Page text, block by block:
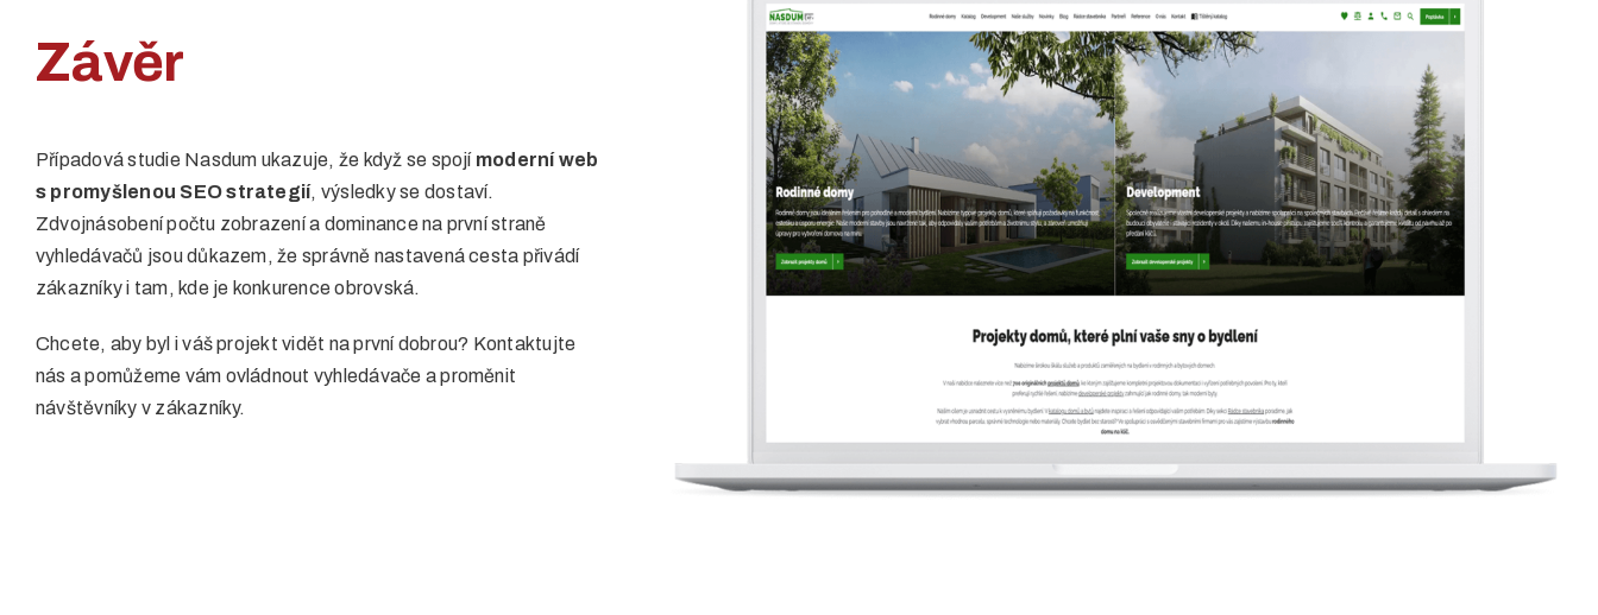
Závěr
Případová studie Nasdum ukazuje, že když se spojí moderní web
s promyšlenou SEO strategií, výsledky se dostaví.
Zdvojnásobení počtu zobrazení a dominance na první straně
vyhledávačů jsou důkazem, že správně nastavená cesta přivádí
zákazníky i tam, kde je konkurence obrovská.
Chcete, aby byl i váš projekt vidět na první dobrou? Kontaktujte
nás a pomůžeme vám ovládnout vyhledávače a proměnit
návštěvníky v zákazníky.